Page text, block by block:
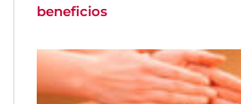
beneficios